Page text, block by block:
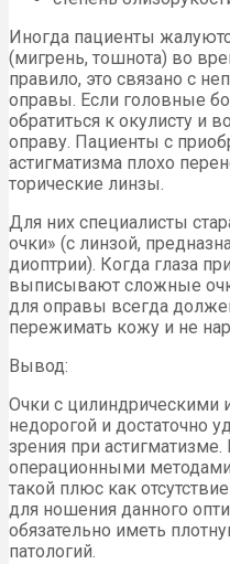
Иногда пациенты
(мигрень, тошнота) во
правило, это связано с
оправы. Если головные
обратиться к окулисту и
оправу. Пациенты с
астигматизма плохо
торические линзы.
Для них специалисты
очки» (с линзой,
диоптрии). Когда глаза
выписывают сложные
для оправы всегда
пережимать кожу и не
Вывод:
Очки с цилиндрическими
недорогой и достаточно
зрения при астигматизме.
операционными
такой плюс как
для ношения данного
обязательно иметь
патологий.